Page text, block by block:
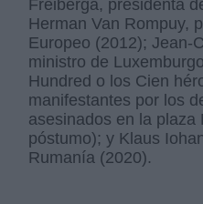
Freiberga, presidenta
Herman Van Rompuy,
Europeo (2012); Jean-
ministro de
Hundred o los Cien
manifestantes por los
asesinados en la plaza
póstumo); y Klaus
Rumanía (2020).